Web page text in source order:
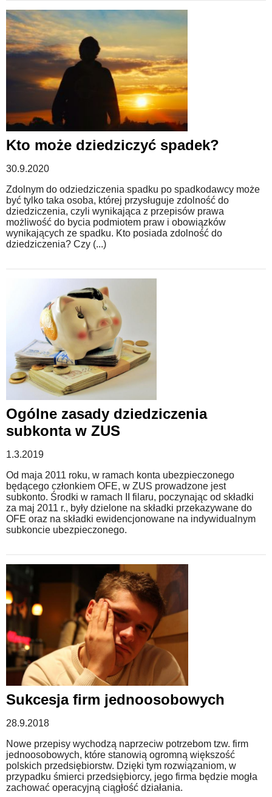
Kto może dziedziczyć spadek?
30.9.2020
Zdolnym do odziedziczenia spadku po spadkodawcy może
być tylko taka osoba, której przysługuje zdolność do
dziedziczenia, czyli wynikająca z przepisów prawa
możliwość do bycia podmiotem praw i obowiązków
wynikających ze spadku. Kto posiada zdolność do
dziedziczenia? Czy (...)
Ogólne zasady dziedziczenia
subkonta w ZUS
1.3.2019
Od maja 2011 roku, w ramach konta ubezpieczonego
będącego członkiem OFE, w ZUS prowadzone jest
subkonto. Środki w ramach II filaru, poczynając od składki
za maj 2011 r., były dzielone na składki przekazywane do
OFE oraz na składki ewidencjonowane na indywidualnym
subkoncie ubezpieczonego.
Sukcesja firm jednoosobowych
28.9.2018
Nowe przepisy wychodzą naprzeciw potrzebom tzw. firm
jednoosobowych, które stanowią ogromną większość
polskich przedsiębiorstw. Dzięki tym rozwiązaniom, w
przypadku śmierci przedsiębiorcy, jego firma będzie mogła
zachować operacyjną ciągłość działania.